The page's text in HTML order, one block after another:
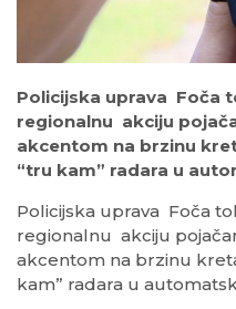
Policijska uprava Foča
regionalnu akciju
akcentom na brzinu
“tru kam” radara u
Policijska uprava Foča
regionalnu akciju
akcentom na brzinu
kam” radara u